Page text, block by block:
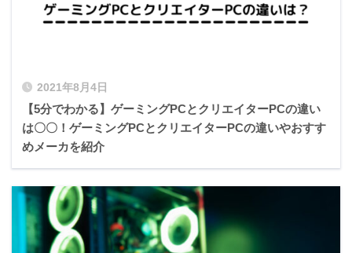
2021年8月4日
【5分でわかる】ゲーミングPCとクリエイターPCの違い
は〇〇！ゲーミングPCとクリエイターPCの違いやおすす
めメーカを紹介